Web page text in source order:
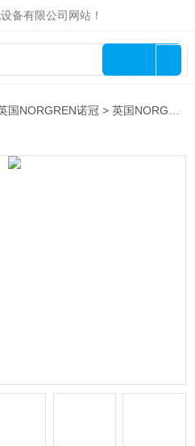
备有限公司网站！
国NORGREN诺冠 >英国NORGREN诺冠电磁阀现货